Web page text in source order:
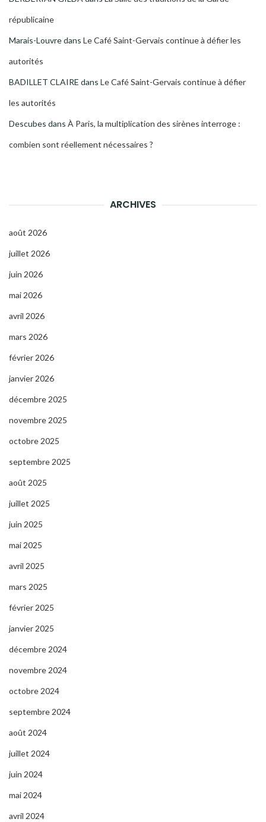
républicaine
Marais-Louvredans Le Café Saint-Gervais continue à défier les
autorités
BADILLET CLAIRE dans Le Café Saint-Gervais continue à défier
les autorités
Descubes dans À Paris, la multiplication des sirènes interroge :
combien sont réellement nécessaires ?
ARCHIVES
août 2026
juillet 2026
juin 2026
mai 2026
avril 2026
mars 2026
février 2026
janvier 2026
décembre 2025
novembre 2025
octobre 2025
septembre 2025
août 2025
juillet 2025
juin 2025
mai 2025
avril 2025
mars 2025
février 2025
janvier 2025
décembre 2024
novembre 2024
octobre 2024
septembre 2024
août 2024
juillet 2024
juin 2024
mai 2024
avril 2024